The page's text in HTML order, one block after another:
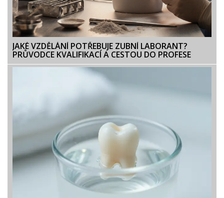
JAKÉ VZDĚLÁNÍ POTŘEBUJE ZUBNÍ LABORANT?
PRŮVODCE KVALIFIKACÍ A CESTOU DO PROFESE